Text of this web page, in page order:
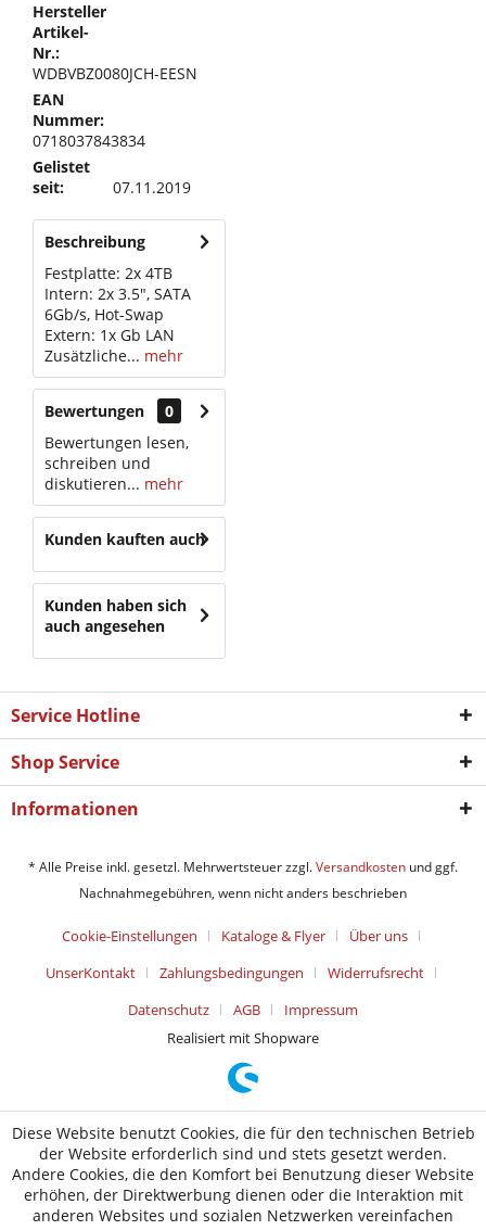
Hersteller
Artikel-
Nr.:
WDBVBZ0080JCH-EESN
EAN
Nummer:
0718037843834
Gelistet
seit:
07.11.2019
Beschreibung
Festplatte: 2x 4TB
Intern: 2x 3.5", SATA
6Gb/s, Hot-Swap
Extern: 1x Gb LAN
Zusätzliche... mehr
Bewertungen
0
Bewertungen lesen,
schreiben und
diskutieren... mehr
Kunden kauften auch
Kunden haben sich
auch angesehen
Service Hotline
Shop Service
Informationen
* Alle Preise inkl. gesetzl. Mehrwertsteuer zzgl.Versandkosten und ggf.
Nachnahmegebühren, wenn nicht anders beschrieben
Cookie-Einstellungen Kataloge & Flyer
Über uns
UnserKontakt
Zahlungsbedingungen
Widerrufsrecht
Datenschutz
AGB
Impressum
Realisiert mit Shopware
Diese Website benutzt Cookies, die für den technischen Betrieb
der Website erforderlich sind und stets gesetzt werden.
Andere Cookies, die den Komfort bei Benutzung dieser Website
erhöhen, der Direktwerbung dienen oder die Interaktion mit
anderen Websites und sozialen Netzwerken vereinfachen